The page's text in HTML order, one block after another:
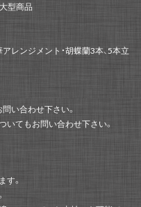
型商品
アレンジメント・胡蝶蘭3本、5本立
い合わせ下さい。
いてもお問い合わせ下さい。
す。